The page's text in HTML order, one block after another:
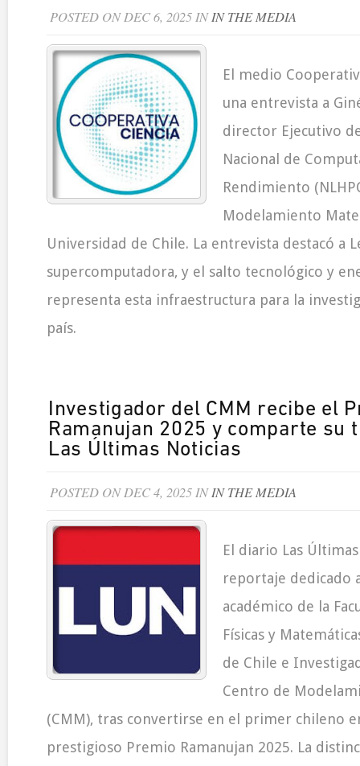
POSTED ON DEC 6, 2025 ININ THE MEDIA
El medio
una entrevista a
director Ejecutivo
Nacional de
Rendimiento
Modelamiento
Universidad de Chile. La entrevista destacó a
supercomputadora, y el salto tecnológico y
representa esta infraestructura para la
país.
Investigador del CMM recibe el
Ramanujan 2025 y comparte su
Las Últimas Noticias
POSTED ON DEC 4, 2025 ININ THE MEDIA
El diario Las
reportaje dedicado
académico de la
Físicas y
de Chile e
Centro de
(CMM), tras convertirse en el primer chileno
prestigioso Premio Ramanujan 2025. La